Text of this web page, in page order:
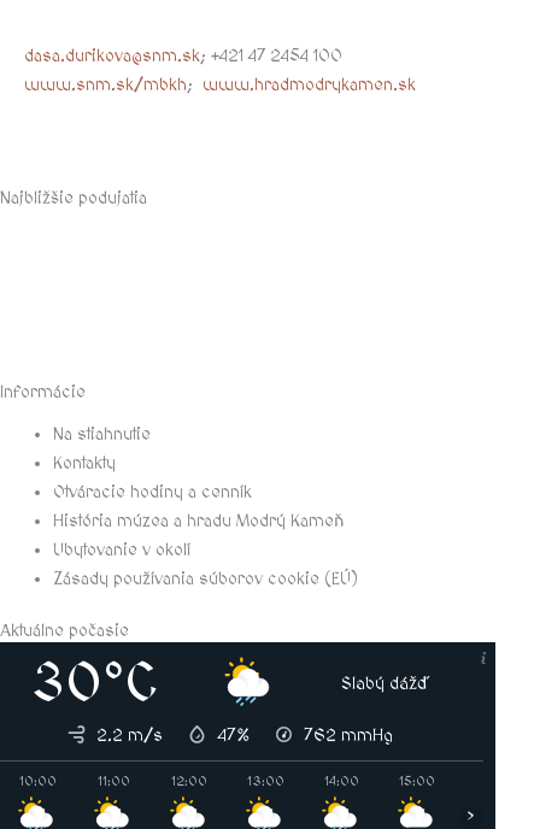
dasa.durikova@snm.sk; +421 47 2454 100
www.snm.sk/mbkh; www.hradmodrykamen.sk
Najbližšie podujatia
Informácie
Na stiahnutie
Kontakty
Otváracie hodiny a cenník
História múzea a hradu Modrý Kameň
Ubytovanie v okolí
Zásady používania súborov cookie (EÚ)
Aktuálne počasie
30°C Slabý dážď
2.2 m/s 47% 762 mmHg
10:00 11:00 12:00 13:00 14:00 15:00
›